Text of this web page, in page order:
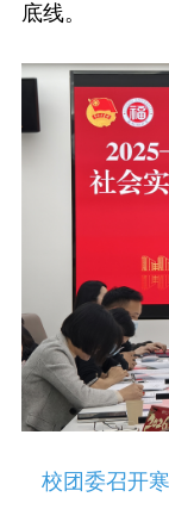
底线。
校团委召开